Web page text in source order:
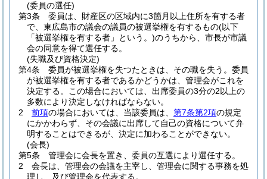
(委員の選任)
第3条
委員は、財産区の区域内に3箇月以上住所を有する者
で、東広島市の議会の議員の被選挙権を有するもの(以下
「被選挙権を有する者」という。)のうちから、市長が市議
会の同意を得て選任する。
(失職及び資格決定)
第4条
委員が被選挙権を失つたときは、その職を失う。 委員
が被選挙権を有する者であるかどうかは、管理会がこれを
決定する。
この場合においては、出席委員の3分の2以上の
多数により決定しなければならない。
2
前項の場合においては、当該委員は、 第7条第2項の規定
にかかわらず、その会議に出席して自己の資格について弁
明することはできるが、決定に加わることができない。
(会長)
第5条
管理会に会長を置き、委員の互選により選任する。
2
会長は、管理会の会議を主宰し、管理会に関する事務を処
理し、及び管理会を代表する。